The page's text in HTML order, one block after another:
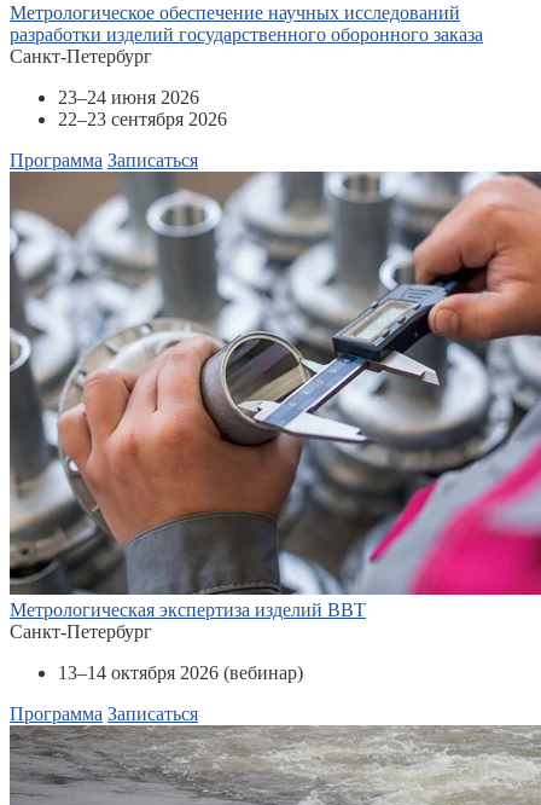
Метрологическое обеспечение научных исследований
разработки изделий государственного оборонного заказа
Санкт-Петербург
23–24 июня 2026
22–23 сентября 2026
Программа Записаться
Метрологическая экспертиза изделий ВВТ
Санкт-Петербург
13–14 октября 2026 (вебинар)
Программа Записаться